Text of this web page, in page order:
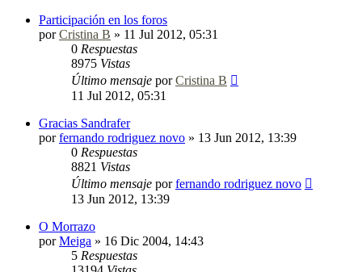
Participación en los foros
porCristina B » 11 Jul 2012, 05:31
0 Respuestas
8975 Vistas
Último mensaje porCristina B
11 Jul 2012, 05:31
Gracias Sandrafer
porfernando rodriguez novo » 13 Jun 2012, 13:39
0 Respuestas
8821 Vistas
Último mensaje porfernando rodriguez novo
13 Jun 2012, 13:39
O Morrazo
porMeiga » 16 Dic 2004, 14:43
5 Respuestas